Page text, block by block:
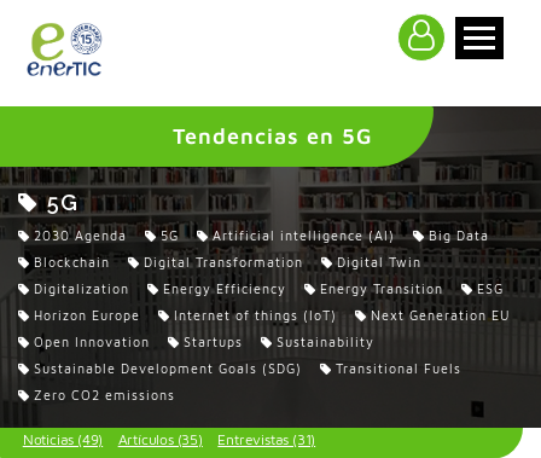
Tendencias en 5G
5G
2030 Agenda 5G Artificial intelligence (AI)
Big Data
Blockchain
Digital Transformation
Digital Twin
Digitalization
Energy Efficiency Energy Transition
ESG
Horizon Europe
Internet of things (IoT)
Next Generation EU
Open Innovation
Startups
Sustainability
Sustainable Development Goals (SDG)
Transitional Fuels
Zero CO2 emissions
Noticias (49) Artículos (35) Entrevistas (31)